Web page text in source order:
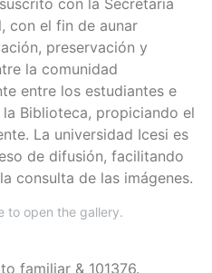
Garces Borrero
1938.
y Fílmico del
de la Biblioteca
Garcés Borrero, por
con el fin de aunar
preservación y
la comunidad